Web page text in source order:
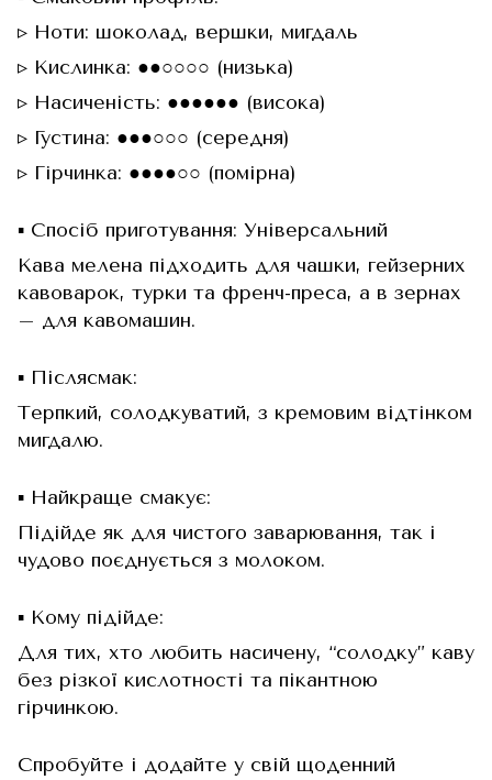
▹ Ноти: шоколад, вершки, мигдаль
▹ Кислинка: ●●○○○○ (низька)
▹ Насиченість: ●●●●●● (висока)
▹ Густина: ●●●○○○ (середня)
▹ Гірчинка: ●●●●○○ (помірна)
▪️ Спосіб приготування: Універсальний
Кава мелена підходить для чашки, гейзерних
кавоварок, турки та френч-преса, а в зернах
– для кавомашин.
▪️ Післясмак:
Терпкий, солодкуватий, з кремовим відтінком
мигдалю.
▪️ Найкраще смакує:
Підійде як для чистого заварювання, так і
чудово поєднується з молоком.
▪️ Кому підійде:
Для тих, хто любить насичену, “солодку” каву
без різкої кислотності та пікантною
гірчинкою.
Спробуйте і додайте у свій щоденний